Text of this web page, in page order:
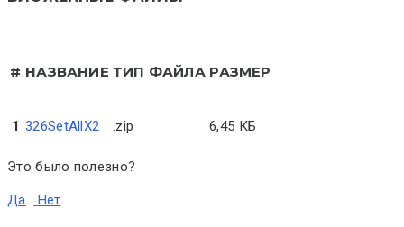
# НАЗВАНИЕ ТИП ФАЙЛА РАЗМЕР
1 326SetAllX2 .zip 6,45 КБ
Это было полезно?
Да Нет